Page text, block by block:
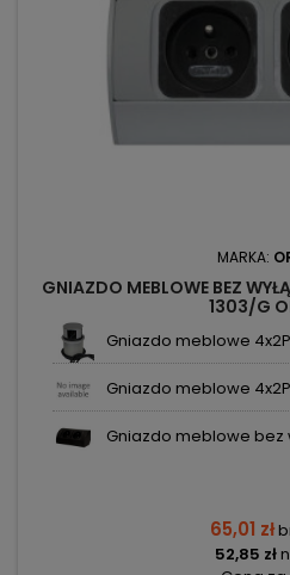
MARKA:
GNIAZDO MEBLOWE BEZ
1303/G
Gniazdo meblowe
Gniazdo meblowe
Gniazdo meblowe bez
65,01 zł
52,85 zł